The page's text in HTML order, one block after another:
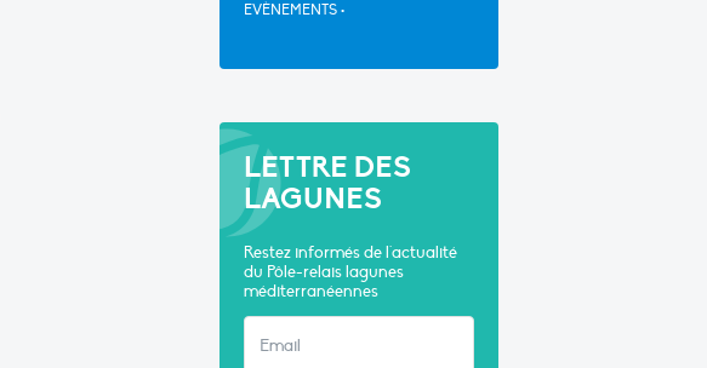
EVÈNEMENTS •
LETTRE DES
LAGUNES
Restez informés de l'actualité
du Pôle-relais lagunes
méditerranéennes